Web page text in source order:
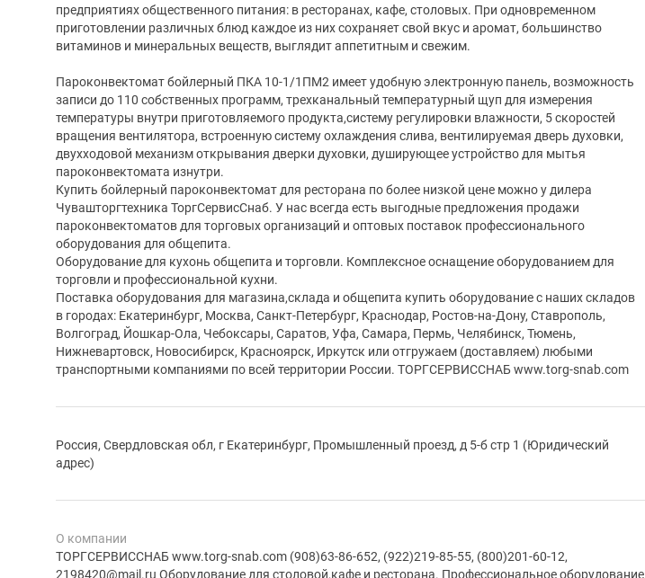
предприятиях общественного питания: в ресторанах, кафе, столовых. При одновременном
приготовлении различных блюд каждое из них сохраняет свой вкус и аромат, большинство
витаминов и минеральных веществ, выглядит аппетитным и свежим.
Пароконвектомат бойлерный ПКА 10-1/1ПМ2 имеет удобную электронную панель, возможность
записи до 110 собственных программ, трехканальный температурный щуп для измерения
температуры внутри приготовляемого продукта,систему регулировки влажности, 5 скоростей
вращения вентилятора, встроенную систему охлаждения слива, вентилируемая дверь духовки,
двухходовой механизм открывания дверки духовки, душирующее устройство для мытья
пароконвектомата изнутри.
Купить бойлерный пароконвектомат для ресторана по более низкой цене можно у дилера
Чувашторгтехника ТоргСервисСнаб. У нас всегда есть выгодные предложения продажи
пароконвектоматов для торговых организаций и оптовых поставок профессионального
оборудования для общепита.
Оборудование для кухонь общепита и торговли. Комплексное оснащение оборудованием для
торговли и профессиональной кухни.
Поставка оборудования для магазина,склада и общепита купить оборудование с наших складов
в городах: Екатеринбург, Москва, Санкт-Петербург, Краснодар, Ростов-на-Дону, Ставрополь,
Волгоград, Йошкар-Ола, Чебоксары, Саратов, Уфа, Самара, Пермь, Челябинск, Тюмень,
Нижневартовск, Новосибирск, Красноярск, Иркутск или отгружаем (доставляем) любыми
транспортными компаниями по всей территории России. ТОРГСЕРВИССНАБ www.torg-snab.com
Россия, Свердловская обл, г Екатеринбург, Промышленный проезд, д 5-б стр 1 (Юридический
адрес)
О компании
ТОРГСЕРВИССНАБ www.torg-snab.com (908)63-86-652, (922)219-85-55, (800)201-60-12,
2198420@mail.ru Оборудование для столовой,кафе и ресторана. Профессиональное оборудование